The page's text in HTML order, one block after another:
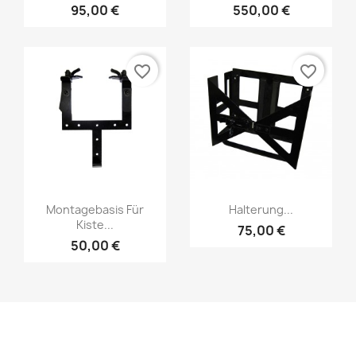
95,00 € 550,00 €
Montagebasis Für
Kiste...
50,00 €
favorite_border
Halterung...
75,00 €
favorite_border